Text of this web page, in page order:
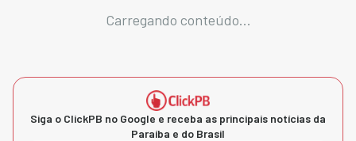
Carregando conteúdo...
Siga o ClickPB no Google e receba as principais notícias da
Paraíba e do Brasil